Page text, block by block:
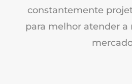
constantemente
para melhor atender a